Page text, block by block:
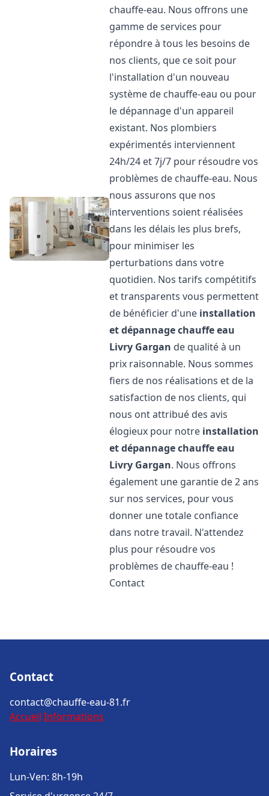
chauffe-eau. Nous offrons une
gamme de services pour
répondre à tous les besoins de
nos clients, que ce soit pour
l'installation d'un nouveau
système de chauffe-eau ou pour
le dépannage d'un appareil
existant. Nos plombiers
expérimentés interviennent
24h/24 et 7j/7 pour résoudre vos
problèmes de chauffe-eau. Nous
nous assurons que nos
interventions soient réalisées
dans les délais les plus brefs,
pour minimiser les
perturbations dans votre
quotidien. Nos tarifs compétitifs
et transparents vous permettent
de bénéficier d'une installation
et dépannage chauffe eau
Livry Gargan de qualité à un
prix raisonnable. Nous sommes
fiers de nos réalisations et de la
satisfaction de nos clients, qui
nous ont attribué des avis
élogieux pour notre installation
et dépannage chauffe eau
Livry Gargan. Nous offrons
également une garantie de 2 ans
sur nos services, pour vous
donner une totale confiance
dans notre travail. N'attendez
plus pour résoudre vos
problèmes de chauffe-eau !
Contact
Contact
contact@chauffe-eau-81.fr
Accueil Informations
Horaires
Lun-Ven: 8h-19h